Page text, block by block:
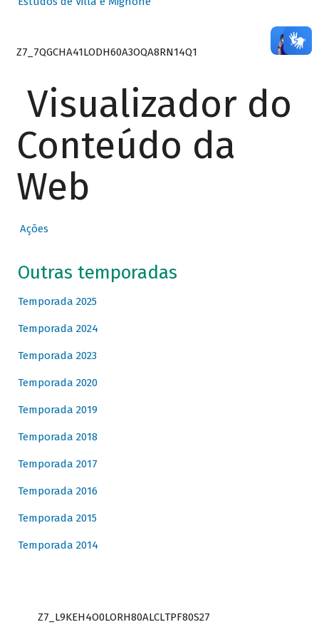
Z7_7QGCHA41LODH60A3OQA8RN14Q1
Visualizador do
Conteúdo da
Web
Ações
Outras temporadas
Temporada 2025
Temporada 2024
Temporada 2023
Temporada 2020
Temporada 2019
Temporada 2018
Temporada 2017
Temporada 2016
Temporada 2015
Temporada 2014
Z7_L9KEH4O0LORH80ALCLTPF80S27